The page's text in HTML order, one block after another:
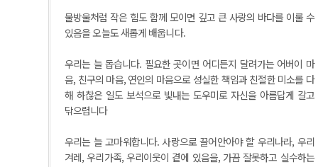
물방울처럼 작은 힘도 함께 모이면 깊고 큰 사랑의 바다를 이룰 수
있음을 오늘도 새롭게 배웁니다.
우리는 늘 돕습니다. 필요한 곳이면 어디든지 달려가는 어버이 마
음, 친구의 마음, 연인의 마음으로 성실한 책임과 친절한 미소를 다
해 하찮은 일도 보석으로 빛내는 도우미로 자신을 아름답게 갈고
닦으렵니다
우리는 늘 고마워합니다. 사랑으로 끌어안아야 할 우리나라, 우리
겨레, 우리가족, 우리이웃이 곁에 있음을, 가끔 잘못하고 실수하는